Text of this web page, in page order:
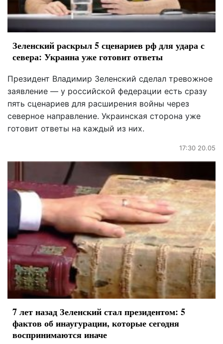
Зеленский раскрыл 5 сценариев рф для удара с
севера: Украина уже готовит ответы
Президент Владимир Зеленский сделал тревожное
заявление — у российской федерации есть сразу
пять сценариев для расширения войны через
северное направление. Украинская сторона уже
готовит ответы на каждый из них.
17:30 20.05
7 лет назад Зеленский стал президентом: 5
фактов об инаугурации, которые сегодня
воспринимаются иначе